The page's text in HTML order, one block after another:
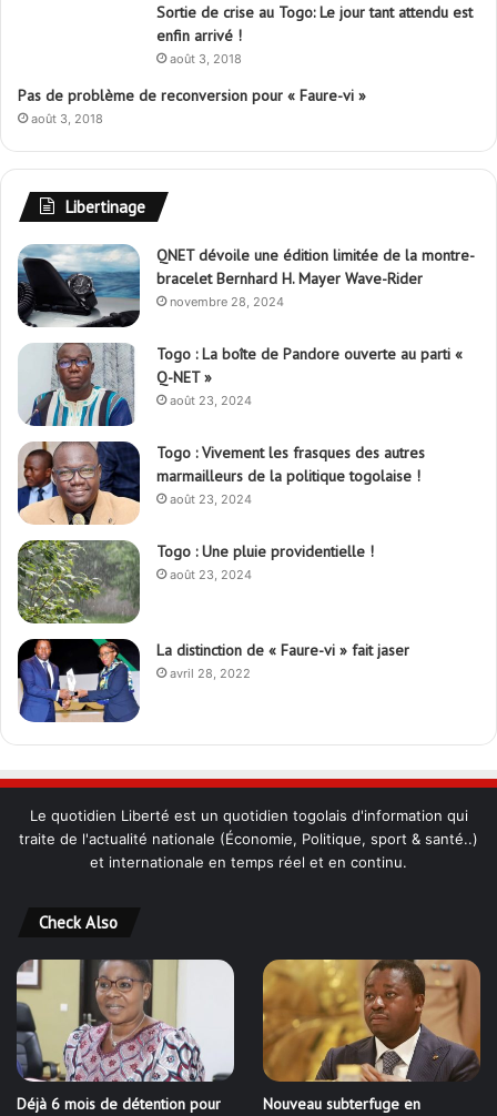
Sortie de crise au Togo: Le jour tant attendu est
enfin arrivé !
août 3, 2018
Pas de problème de reconversion pour « Faure-vi »
août 3, 2018
Libertinage
QNET dévoile une édition limitée de la montre-
bracelet Bernhard H. Mayer Wave-Rider
novembre 28, 2024
Togo : La boîte de Pandore ouverte au parti «
Q-NET »
août 23, 2024
Togo : Vivement les frasques des autres
marmailleurs de la politique togolaise !
août 23, 2024
Togo : Une pluie providentielle !
août 23, 2024
La distinction de « Faure-vi » fait jaser
avril 28, 2022
Le quotidien Liberté est un quotidien togolais d'information qui
traite de l'actualité nationale (Économie, Politique, sport & santé..)
et internationale en temps réel et en continu.
Check Also
Déjà 6 mois de détention pour
Nouveau subterfuge en